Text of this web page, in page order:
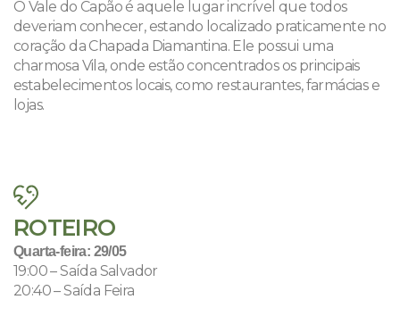
O Vale do Capão é aquele lugar incrível que todos
deveriam conhecer, estando localizado praticamente no
coração da Chapada Diamantina. Ele possui uma
charmosa Vila, onde estão concentrados os principais
estabelecimentos locais, como restaurantes, farmácias e
lojas.
ROTEIRO
Quarta-feira: 29/05
19:00 – Saída Salvador
20:40 – Saída Feira